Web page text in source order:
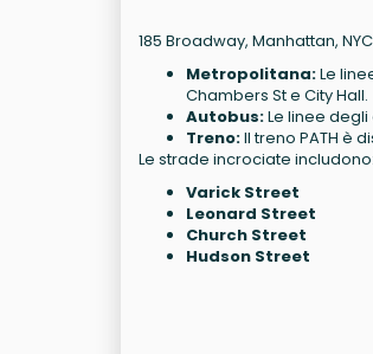
185 Broadway, Manhattan,
Metropolitana:Le
Chambers St e City Hall.
Autobus:Le linee degli
Treno:Il treno PATH è
Le strade incrociate includono:
Varick Street
Leonard Street
Church Street
Hudson Street